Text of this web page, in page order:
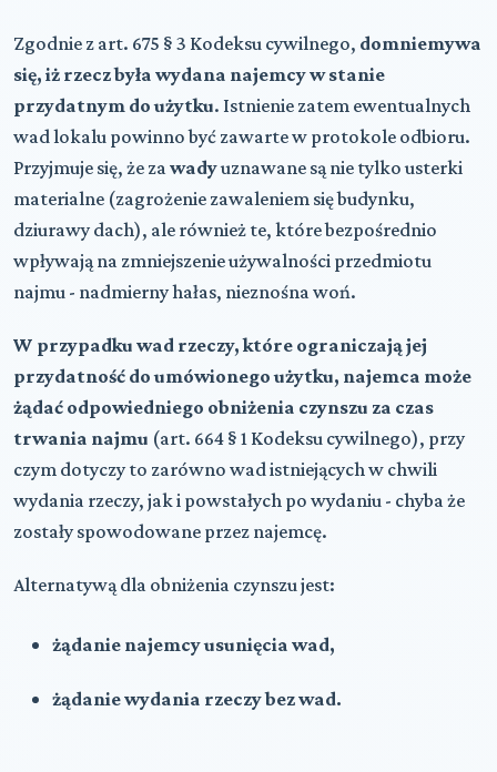
Zgodnie z art. 675 § 3 Kodeksu cywilnego, domniemywa
się, iż rzecz była wydana najemcy w stanie
przydatnym do użytku. Istnienie zatem ewentualnych
wad lokalu powinno być zawarte w protokole odbioru.
Przyjmuje się, że za wadyuznawane są nie tylko usterki
materialne (zagrożenie zawaleniem się budynku,
dziurawy dach), ale również te, które bezpośrednio
wpływają na zmniejszenie używalności przedmiotu
najmu - nadmierny hałas, nieznośna woń.
W przypadku wad rzeczy, które ograniczają jej
przydatność do umówionego użytku, najemca może
żądać odpowiedniego obniżenia czynszu za czas
trwania najmu (art. 664 § 1 Kodeksu cywilnego), przy
czym dotyczy to zarówno wad istniejących w chwili
wydania rzeczy, jak i powstałych po wydaniu - chyba że
zostały spowodowane przez najemcę.
Alternatywą dla obniżenia czynszu jest:
żądanie najemcy usunięcia wad,
żądanie wydania rzeczy bez wad.